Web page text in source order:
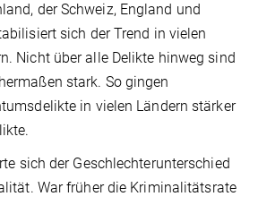
der Schweiz, England und
sich der Trend in vielen
Nicht über alle Delikte hinweg sind
stark. So gingen
in vielen Ländern stärker
sich der Geschlechterunterschied
War früher die Kriminalitätsrate